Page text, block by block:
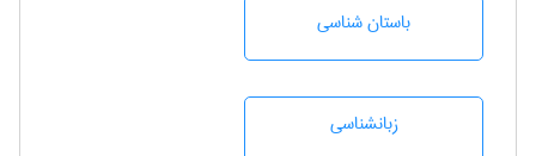
باستان شناسی
زبانشناسی